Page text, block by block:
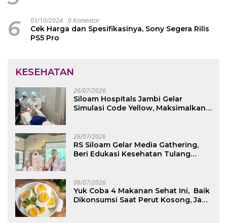
6 03/10/2024 0 Komentar
Cek Harga dan Spesifikasinya, Sony Segera Rilis
PS5 Pro
KESEHATAN
26/07/2026
Siloam Hospitals Jambi Gelar
Simulasi Code Yellow, Maksimalkan
26/07/2026
RS Siloam Gelar Media Gathering,
Beri Edukasi Kesehatan Tulang
06/07/2026
Yuk Coba 4 Makanan Sehat Ini, Baik
Dikonsumsi Saat Perut Kosong, Jaga